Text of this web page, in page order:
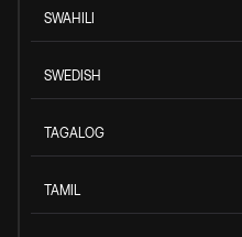
SWAHILI
SWEDISH
TAGALOG
TAMIL